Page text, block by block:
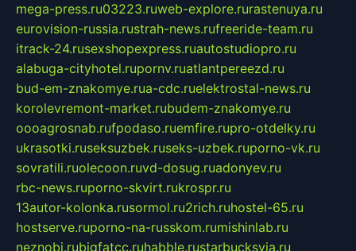
mega-press.ru03223.ruweb-explore.rurastenuya.ru
eurovision-russia.rustrah-news.rufreeride-team.ru
itrack-24.rusexshopexpress.ruautostudiopro.ru
alabuga-cityhotel.rupornv.ruatlantpereezd.ru
bud-em-znakomye.rua-cdc.ruelektrostal-news.ru
korolevremont-market.rubudem-znakomye.ru
oooagrosnab.rufpodaso.ruemfire.rupro-otdelky.ru
ukrasotki.ruseksuzbek.ruseks-uzbek.ruporno-vk.ru
sovratili.ruolecoon.ruvd-dosug.ruadonyev.ru
rbc-news.ruporno-skvirt.rukrospr.ru
13autor-kolonka.rusormol.ru2rich.ruhostel-65.ru
hostserve.ruporno-na-russkom.rumishinlab.ru
neznobi.rubigfatcc.ruhabble.rustarbucksvia.ru